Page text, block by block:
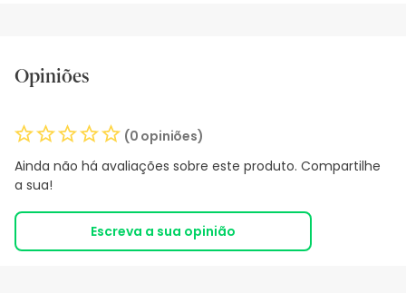
Opiniões
(0 opiniões)
Ainda não há avaliações sobre este produto. Compartilhe
a sua!
Escreva a sua opinião